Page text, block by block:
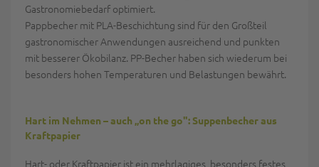
Gastronomiebedarf optimiert.
Pappbecher mit PLA-Beschichtung sind für den Großteil
gastronomischer Anwendungen ausreichend und punkten
mit besserer Ökobilanz. PP-Becher haben sich wiederum bei
besonders hohen Temperaturen und Belastungen bewährt.
Hart im Nehmen – auch „on the go": Suppenbecher aus
Kraftpapier
Hart- oder Kraftpapier ist ein mehrlagiges, besonders festes